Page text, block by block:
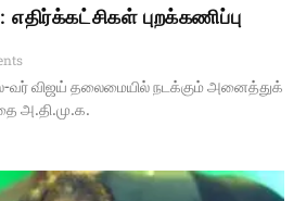
புறக்கணிப்பு
வர் விஜய் தலைமையில் நடக்கும் அனைத்துக்
அ.தி.மு.க.